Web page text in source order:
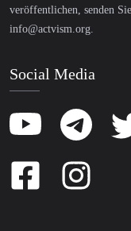
veröffentlichen, senden
info@actvism.org.
Social Media